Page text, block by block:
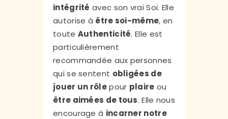
intégrité avec son vrai Soi. Elle
autorise à être soi-même, en
toute Authenticité. Elle est
particulièrement
recommandée aux personnes
qui se sentent obligées de
jouer un rôlepour plaire ou
être aimées de tous. Elle nous
encourage à incarner notre